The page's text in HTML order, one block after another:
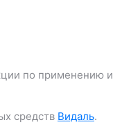
по применению и
средств Видаль.